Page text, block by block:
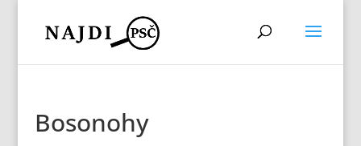
Bosonohy